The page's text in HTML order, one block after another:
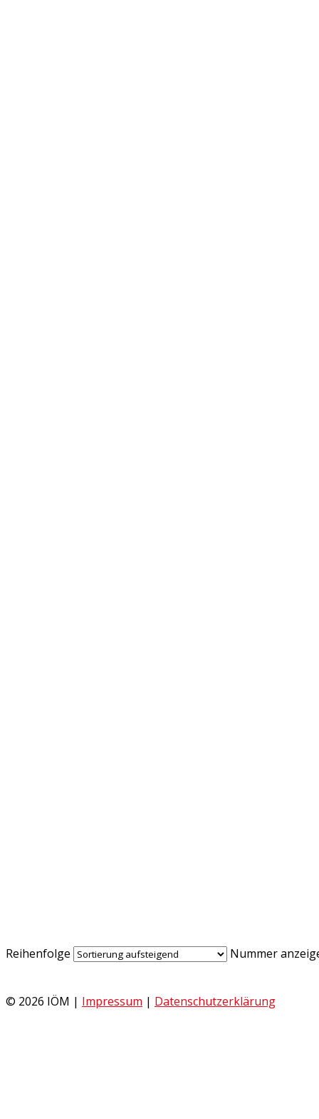
Reihenfolge Nummer
© 2026 IÖM | Impressum | Datenschutzerklärung